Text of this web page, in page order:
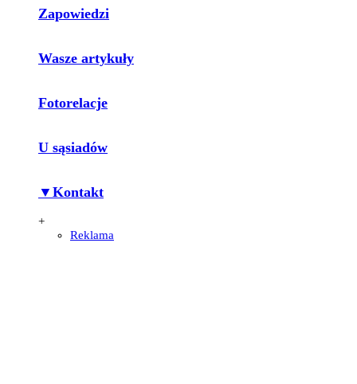
Zapowiedzi
Wasze artykuły
Fotorelacje
U sąsiadów
▼Kontakt
+
Reklama